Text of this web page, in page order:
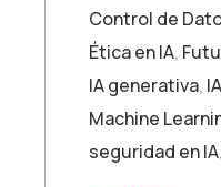
Control de
Ética en IA,
IA generativa,
Machine
seguridad en IA,